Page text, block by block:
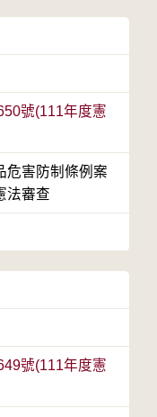
號(111年度憲
危害防制條例案
法審查
號(111年度憲